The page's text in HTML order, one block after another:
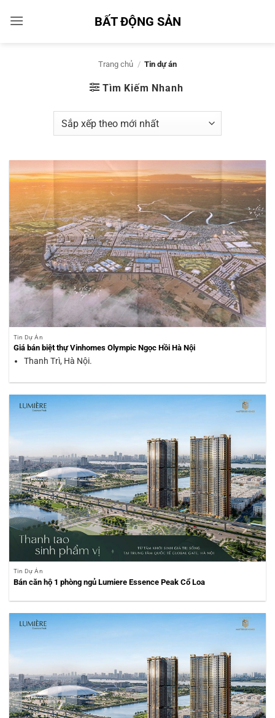
qua
BẤT ĐỘNG SẢN
Trang chủ / Tin dự án
Tìm Kiếm Nhanh
Tin Dự Án
Giá bán biệt thự Vinhomes Olympic Ngọc Hồi Hà Nội
Thanh Trì, Hà Nội.
Tin Dự Án
Bán căn hộ 1 phòng ngủ Lumiere Essence Peak Cổ Loa